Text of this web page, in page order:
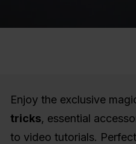
Enjoy the exclusive
tricks, essential
to video tutorials.